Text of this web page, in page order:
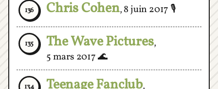
135 The Wave Pictures,
5 mars 2017🌊
134 Teenage Fanclub,
20 février 2017❤️